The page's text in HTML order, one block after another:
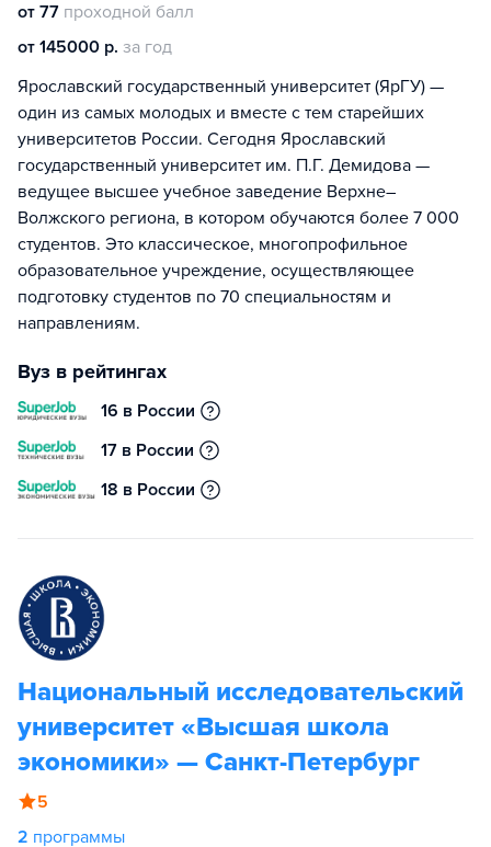
от 77 проходной балл
от 145000 р. за год
Ярославский государственный университет (ЯрГУ) —
один из самых молодых и вместе с тем старейших
университетов России. Сегодня Ярославский
государственный университет им. П.Г. Демидова —
ведущее высшее учебное заведение Верхне–
Волжского региона, в котором обучаются более 7 000
студентов. Это классическое, многопрофильное
образовательное учреждение, осуществляющее
подготовку студентов по 70 специальностям и
направлениям.
Вуз в рейтингах
16 в России
17 в России
18 в России
Национальный исследовательский
университет «Высшая школа
экономики» — Санкт-Петербург
5
2 программы